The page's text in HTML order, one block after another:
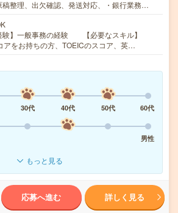
稿整理、出欠確認、発送対応、・銀行業務…
験】一般事務の経験 【必要なスキル】
アをお持ちの方、TOEICのスコア、英…
30代 40代 50代
60代
男性
もっと見る
応募へ進む 詳しく見る